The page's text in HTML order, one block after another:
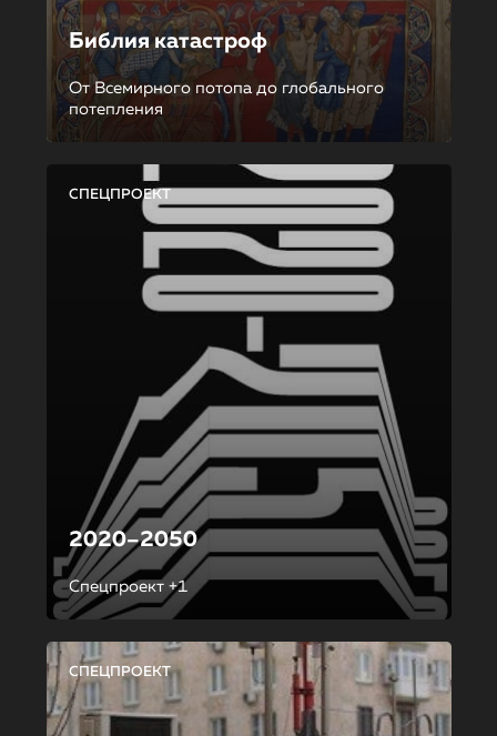
Библия катастроф
От Всемирного потопа до глобального
потепления
СПЕЦПРОЕКТ
2020–2050
Спецпроект +1
СПЕЦПРОЕКТ